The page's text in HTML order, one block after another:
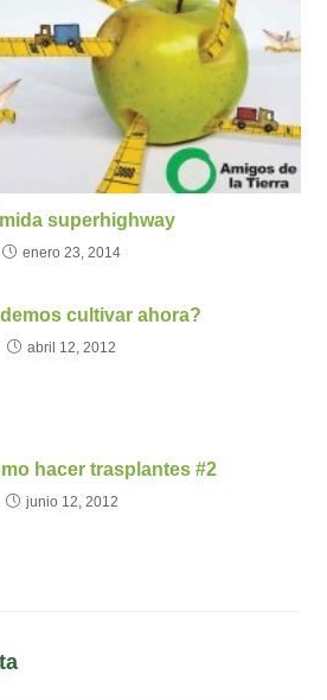
superhighway
enero 23, 2014
cultivar ahora?
abril 12, 2012
hacer trasplantes #2
junio 12, 2012